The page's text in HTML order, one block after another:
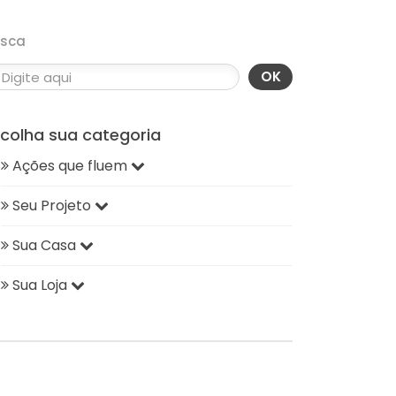
OK
sua categoria
Ações que fluem
Seu Projeto
Sua Casa
Sua Loja